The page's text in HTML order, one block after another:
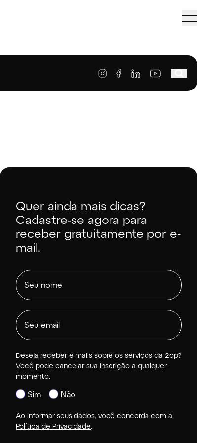
Quer ainda mais dicas?
Cadastre-se agora para
receber gratuitamente por e-
mail.
Deseja receber e-mails sobre os serviços da 2op?
Você pode cancelar sua inscrição a qualquer
momento.
Sim Não
Ao informar seus dados, você concorda com a
Política de Privacidade.